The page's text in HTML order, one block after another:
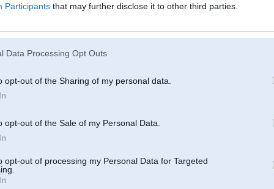
Participants that may further disclose it to other third parties.
Data Processing Opt Outs
opt-out of the Sharing of my personal data.
opt-out of the Sale of my Personal Data.
opt-out of processing my Personal Data for Targeted
10 Mar 2025, 14:19:39
10 Mar 2025, 13:51:10@RSAWorkshop
same shit, nah nav vajadzīga kaut kāda ''gudrā pudele''
kad evolūcija ir strādājusi vaiga sviedriem, lai cilvēkam būtu slāpju
pag... Tad sanāk apenes, kuras signalizē, ka laiks uz toču, arī ir nederīgs